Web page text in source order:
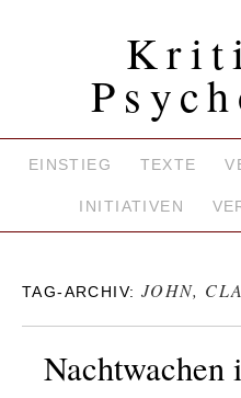
EINSTIEG TEXTE
INITIATIVEN
TAG-ARCHIV: JOHN,